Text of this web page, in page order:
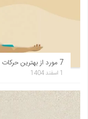
7 مورد از بهترین حرکات یوگا برای تسکین استرس
1 اسفند 1404